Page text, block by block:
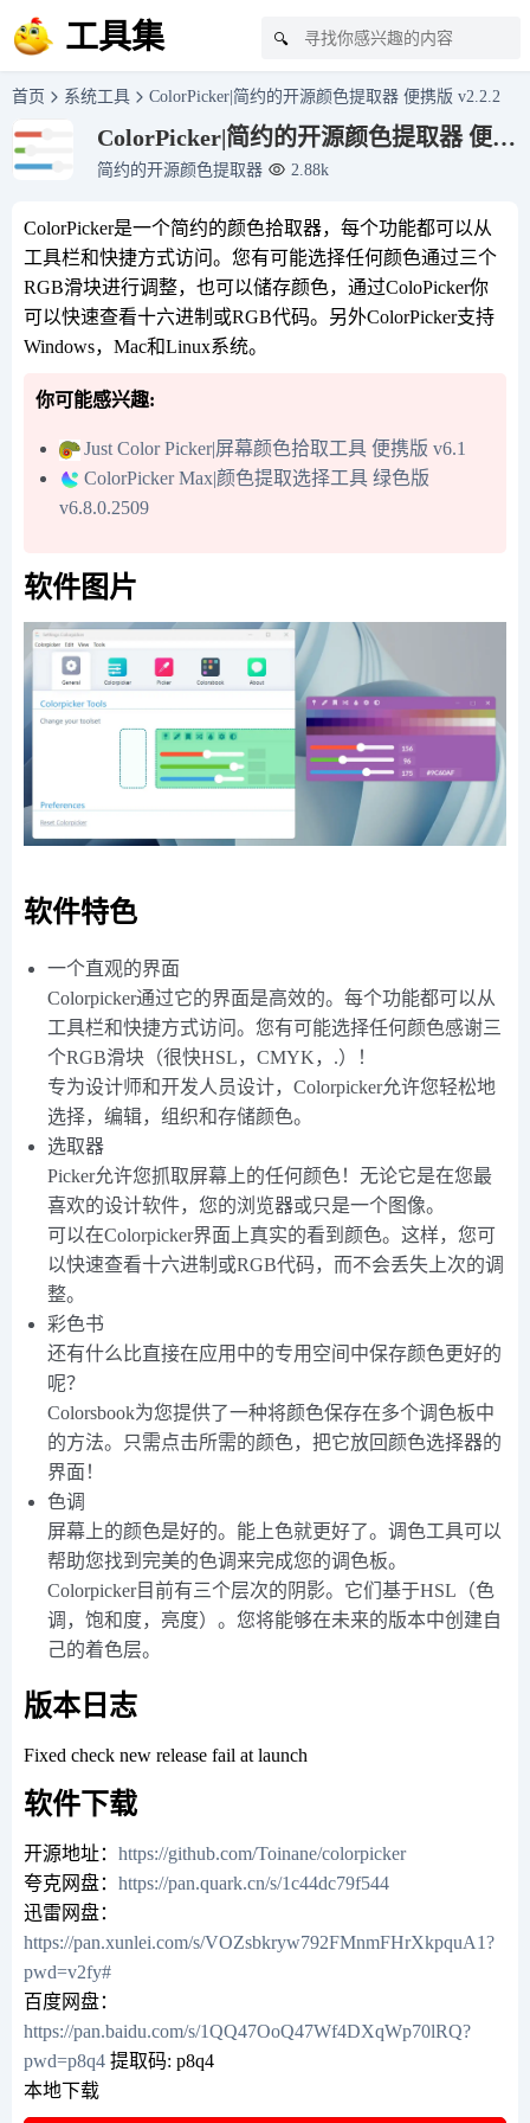
工具集 🔍
首页 系统工具 ColorPicker|简约的开源颜色提取器 便携版 v2.2.2
ColorPicker|简约的开源颜色提取器 便携
版 v2.2.2
简约的开源颜色提取器 2.88k
ColorPicker是一个简约的颜色拾取器，每个功能都可以从
工具栏和快捷方式访问。您有可能选择任何颜色通过三个
RGB滑块进行调整，也可以储存颜色，通过ColoPicker你
可以快速查看十六进制或RGB代码。另外ColorPicker支持
Windows，Mac和Linux系统。
你可能感兴趣:
Just Color Picker|屏幕颜色拾取工具 便携版 v6.1
ColorPicker Max|颜色提取选择工具 绿色版
v6.8.0.2509
软件图片
软件特色
一个直观的界面
Colorpicker通过它的界面是高效的。每个功能都可以从
工具栏和快捷方式访问。您有可能选择任何颜色感谢三
个RGB滑块（很快HSL，CMYK，.）！
专为设计师和开发人员设计，Colorpicker允许您轻松地
选择，编辑，组织和存储颜色。
选取器
Picker允许您抓取屏幕上的任何颜色！无论它是在您最
喜欢的设计软件，您的浏览器或只是一个图像。
可以在Colorpicker界面上真实的看到颜色。这样，您可
以快速查看十六进制或RGB代码，而不会丢失上次的调
整。
彩色书
还有什么比直接在应用中的专用空间中保存颜色更好的
呢？
Colorsbook为您提供了一种将颜色保存在多个调色板中
的方法。只需点击所需的颜色，把它放回颜色选择器的
界面！
色调
屏幕上的颜色是好的。能上色就更好了。调色工具可以
帮助您找到完美的色调来完成您的调色板。
Colorpicker目前有三个层次的阴影。它们基于HSL（色
调，饱和度，亮度）。您将能够在未来的版本中创建自
己的着色层。
版本日志
Fixed check new release fail at launch
软件下载
开源地址： https://github.com/Toinane/colorpicker
夸克网盘： https://pan.quark.cn/s/1c44dc79f544
迅雷网盘：
https://pan.xunlei.com/s/VOZsbkryw792FMnmFHrXkpquA1?
pwd=v2fy#
百度网盘：
https://pan.baidu.com/s/1QQ47OoQ47Wf4DXqWp70lRQ?
pwd=p8q4 提取码: p8q4
本地下载